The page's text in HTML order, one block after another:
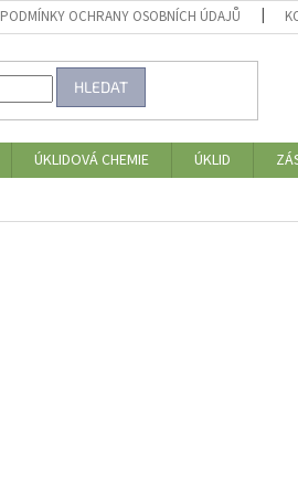
PODMÍNKY OCHRANY OSOBNÍCH ÚDAJŮ
HLEDAT
ÚKLIDOVÁ CHEMIE ÚKLID